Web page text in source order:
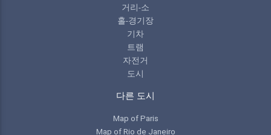
거리-소
홀-경기장
기차
트램
자전거
도시
다른 도시
Map of Paris
Map of Rio de Janeiro